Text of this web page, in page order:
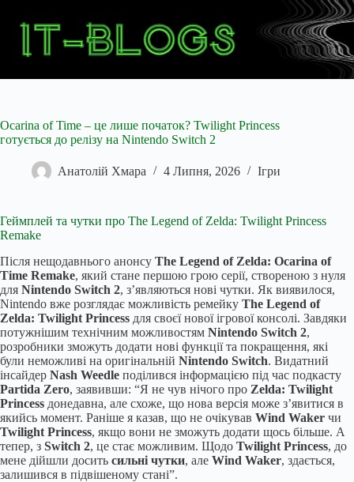
Ocarina of Time – це лише початок? Twilight Princess
готується до релізу на Nintendo Switch 2
Анатолій Хмара 4 Липня, 2026 Ігри
Геймплей та чутки про The Legend of Zelda: Twilight Princess
Remake
Після нещодавнього анонсу The Legend of Zelda: Ocarina of
Time Remake, який стане першою грою серії, створеною з нуля
для Nintendo Switch 2, з’являються нові чутки. Як виявилося,
Nintendo вже розглядає можливість ремейку The Legend of
Zelda: Twilight Princess для своєї нової ігрової консолі. Завдяки
потужнішим технічним можливостям Nintendo Switch 2,
розробники зможуть додати нові функції та покращення, які
були неможливі на оригінальній Nintendo Switch. Видатний
інсайдер Nash Weedle поділився інформацією під час подкасту
Partida Zero, заявивши: “Я не чув нічого про Zelda: Twilight
Princess донедавна, але схоже, що нова версія може з’явитися в
якийсь момент. Раніше я казав, що не очікував Wind Waker чи
Twilight Princess, якщо вони не зможуть додати щось більше. А
тепер, з Switch 2, це стає можливим. Щодо Twilight Princess, до
мене дійшли досить сильні чутки, але Wind Waker, здається,
залишився в підвішеному стані”.